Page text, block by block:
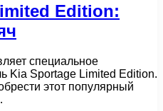
Edition:
специальное
Kia Sportage Limited Edition.
этот популярный